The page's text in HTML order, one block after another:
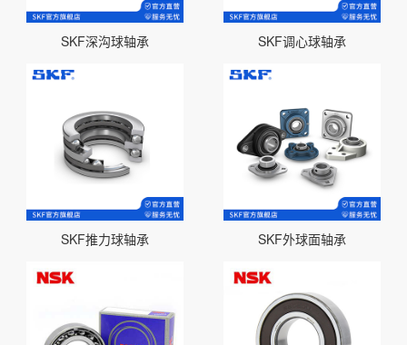
SKF深沟球轴承 SKF调心球轴承
SKF推力球轴承 SKF外球面轴承